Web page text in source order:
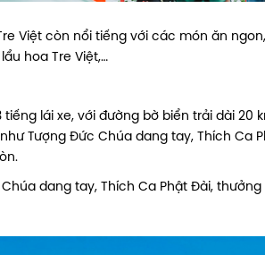
Việt còn nổi tiếng với các món ăn
hoa Tre Việt,…
lái xe, với đường bờ biển trải dài 20
Tượng Đức Chúa dang tay, Thích
dang tay, Thích Ca Phật Đài,